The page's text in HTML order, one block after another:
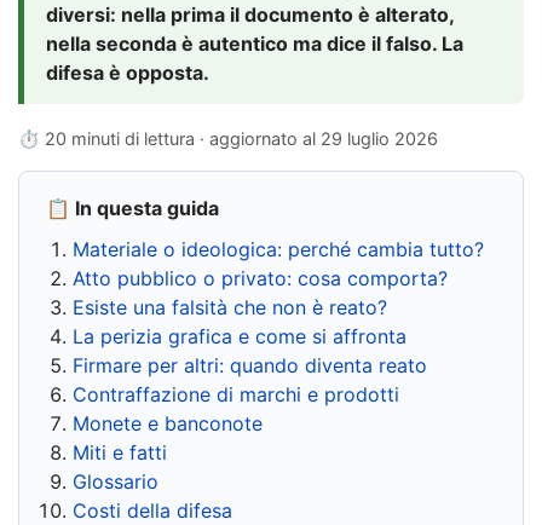
diversi: nella prima il documento è alterato,
nella seconda è autentico ma dice il falso. La
difesa è opposta.
⏱ 20 minuti di lettura · aggiornato al 29 luglio 2026
📋 In questa guida
Materiale o ideologica: perché cambia tutto?
Atto pubblico o privato: cosa comporta?
Esiste una falsità che non è reato?
La perizia grafica e come si affronta
Firmare per altri: quando diventa reato
Contraffazione di marchi e prodotti
Monete e banconote
Miti e fatti
Glossario
Costi della difesa